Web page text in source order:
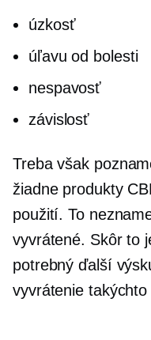
úzkosť
úľavu od bolesti
nespavosť
závislosť
Treba však
žiadne produkty
použití. To
vyvrátené. Skôr to
potrebný ďalší
vyvrátenie takýchto